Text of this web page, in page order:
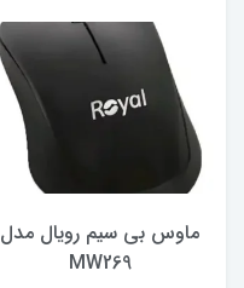
ماوس بی سیم رویال مدل
MW269